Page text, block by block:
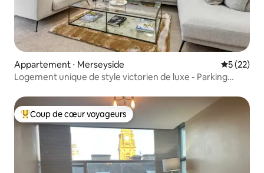
Appartement ⋅ Merseyside
5 (22)
Logement unique de style victorien de luxe - Parking
Coups de cœur voyageurs les plus appréciés
Coup de cœur voyageurs